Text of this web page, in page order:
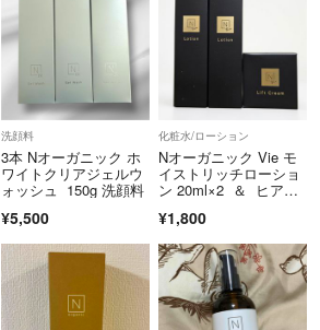
洗顔料
3本 Nオーガニック ホ
ワイトクリアジェルウ
ォッシュ 150g 洗顔料
¥5,500
化粧水/ローション
Nオーガニック Vie モ
イストリッチローショ
ン 20ml×2 ＆ ヒアル
ム 10g
¥1,800